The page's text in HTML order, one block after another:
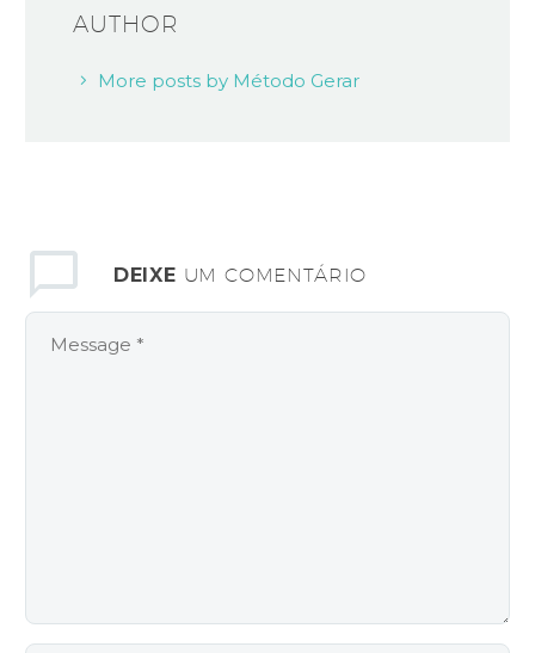
AUTHOR
More posts by Método Gerar
DEIXE UM COMENTÁRIO